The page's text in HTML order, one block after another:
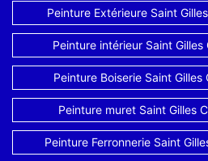
Peinture Extérieure Saint
Peinture intérieur Saint
Peinture Boiserie Saint
Peinture muret Saint Gilles
Peinture Ferronnerie Saint